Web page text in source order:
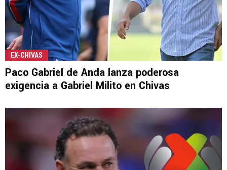
EX-CHIVAS
Paco Gabriel de Anda lanza poderosa
exigencia a Gabriel Milito en Chivas